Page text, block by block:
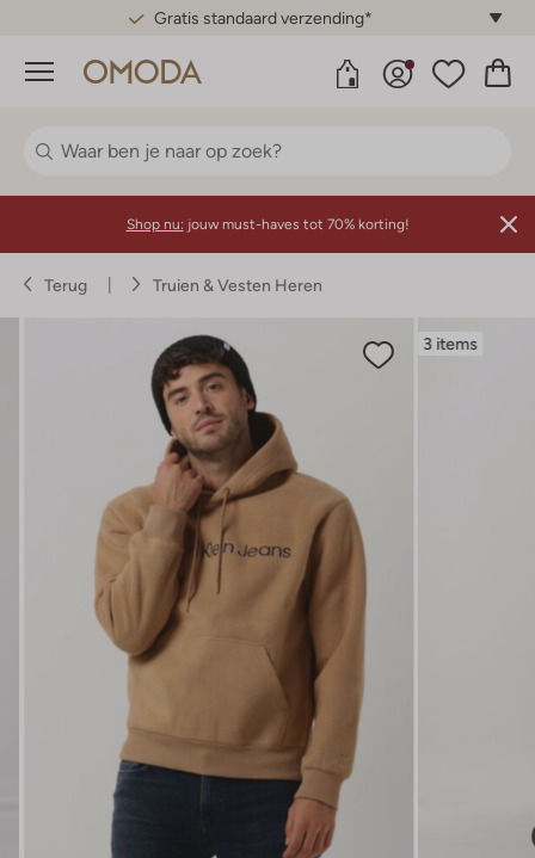
Gratis standaard verzending*
Menu
Shop nu: jouw must-haves tot 70% korting!
Terug Truien & Vesten Heren
3 items